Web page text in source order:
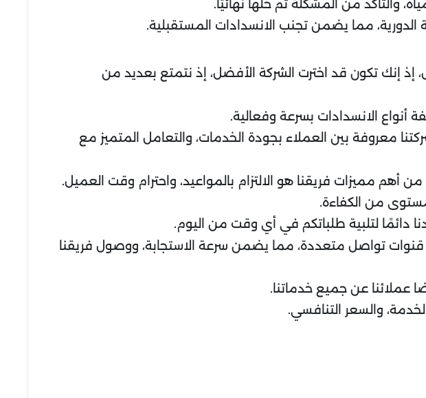
والتأكد من المشكلة تم حلها نهائيًا.
الدورية، مما يضمن تجنب الانسدادات المستقبلية.
إذ إنك تكون قد اخترت الشركة الأفضل، إذ نتمتع بعديد من
أنواع الانسدادات بسرعة وفعالية.
معروفة بين العملاء بجودة الخدمات، والتعامل المتميز مع
أهم مميزات فريقنا هو الالتزام بالمواعيد، واحترام وقت العميل.
من الكفاءة.
دائمًا لتلبية طلباتكم في أي وقت من اليوم.
تواصل متعددة، مما يضمن سرعة الاستجابة، ووصول فريقنا
عملائنا عن جميع خدماتنا.
والسعر التنافسي.